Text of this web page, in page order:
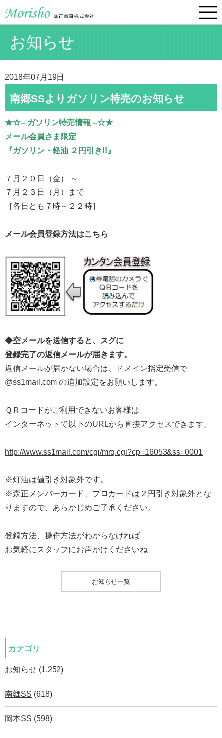
お知らせ
2018年07月19日
南郷SSよりガソリン特売のお知らせ
★☆– ガソリン特売情報 –☆★
メール会員さま限定
『ガソリン・軽油 ２円引き!!』
７月２０日（金） ～
７月２３日（月）まで
［各日とも７時～２２時］
メール会員登録方法はこちら
◆空メールを送信すると、スグに
登録完了の返信メールが届きます。
返信メールが届かない場合は、ドメイン指定受信で
@ss1mail.com の追加設定をお願いします。
ＱＲコードがご利用できないお客様は
インターネットで以下のURLから直接アクセスできます。
http://www.ss1mail.com/cgi/mrq.cgi?cp=16053&ss=0001
※灯油は値引き対象外です。
※森正メンバーカード、プロカードは２円引き対象外とな
りますので、あらかじめご了承ください。
登録方法、操作方法がわからなければ
お気軽にスタッフにお声かけくださいね
お知らせ一覧
カテゴリ
お知らせ (1,252)
南郷SS (618)
岡本SS (598)